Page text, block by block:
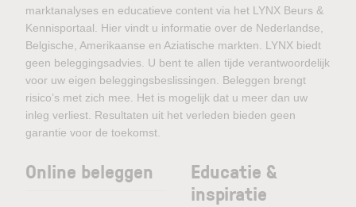
marktanalyses en educatieve content via het LYNX Beurs &
Kennisportaal. Hier vindt u informatie over de Nederlandse,
Belgische, Amerikaanse en Aziatische markten. LYNX biedt
geen beleggingsadvies. U bent te allen tijde verantwoordelijk
voor uw eigen beleggingsbeslissingen. Beleggen brengt
risico’s met zich mee. Het is mogelijk dat u meer dan uw
inleg verliest. Resultaten uit het verleden bieden geen
garantie voor de toekomst.
Online beleggen
Educatie &
inspiratie